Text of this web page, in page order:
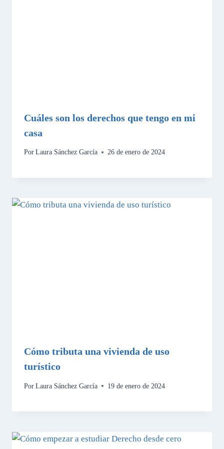
Cuáles son los derechos que tengo en mi
casa
Por Laura Sánchez García 26 de enero de 2024
Cómo tributa una vivienda de uso
turístico
Por Laura Sánchez García 19 de enero de 2024